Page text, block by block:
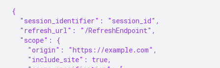
{
  "session_identifier": "session_id",
  "refresh_url": "/RefreshEndpoint",
  "scope": {
    "origin": "https://example.com",
    "include_site": true,